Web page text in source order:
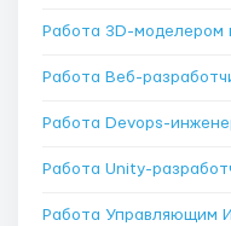
Работа 3D-моделером
Работа Веб-
Работа Devops-
Работа Unity-
Работа Управляющим